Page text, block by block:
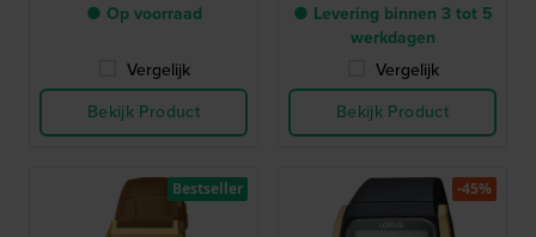
● Op voorraad
Vergelijk
Bekijk Product
● Levering binnen 3 tot 5
werkdagen
Vergelijk
Bekijk Product
Bestseller -45%